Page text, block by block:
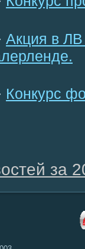
Акция в
Конкурс
за